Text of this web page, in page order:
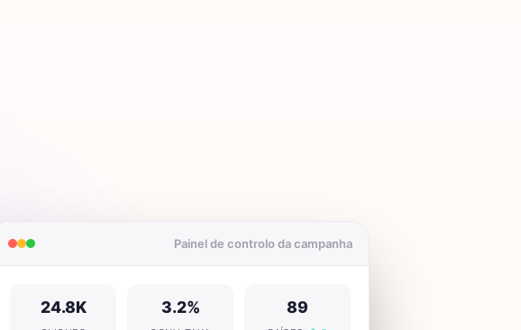
Painel de controlo da campanha
24.8K 3.2% 89